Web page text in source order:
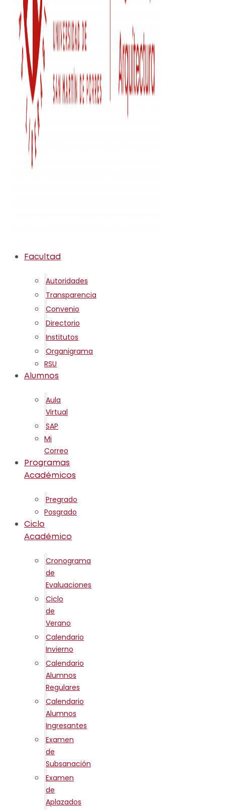
Facultad
Autoridades
Transparencia
Convenio
Directorio
Institutos
Organigrama
RSU
Alumnos
Aula
Virtual
SAP
Mi
Correo
Programas
Académicos
Pregrado
Posgrado
Ciclo
Académico
Cronograma
de
Evaluaciones
Ciclo
de
Verano
Calendario
Invierno
Calendario
Alumnos
Regulares
Calendario
Alumnos
Ingresantes
Examen
de
Subsanación
Examen
de
Aplazados